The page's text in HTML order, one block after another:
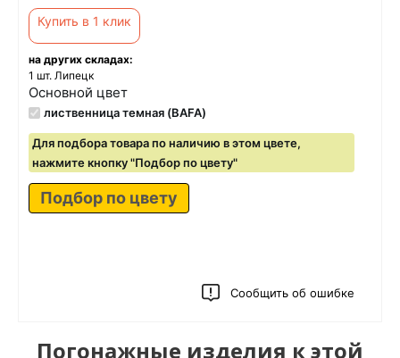
Купить в 1 клик
на других складах:
1 шт. Липецк
Основной цвет
лиственница темная (BAFA)
Для подбора товара по наличию в этом цвете,
нажмите кнопку "Подбор по цвету"
Подбор по цвету
Сообщить об ошибке
Погонажные изделия к этой